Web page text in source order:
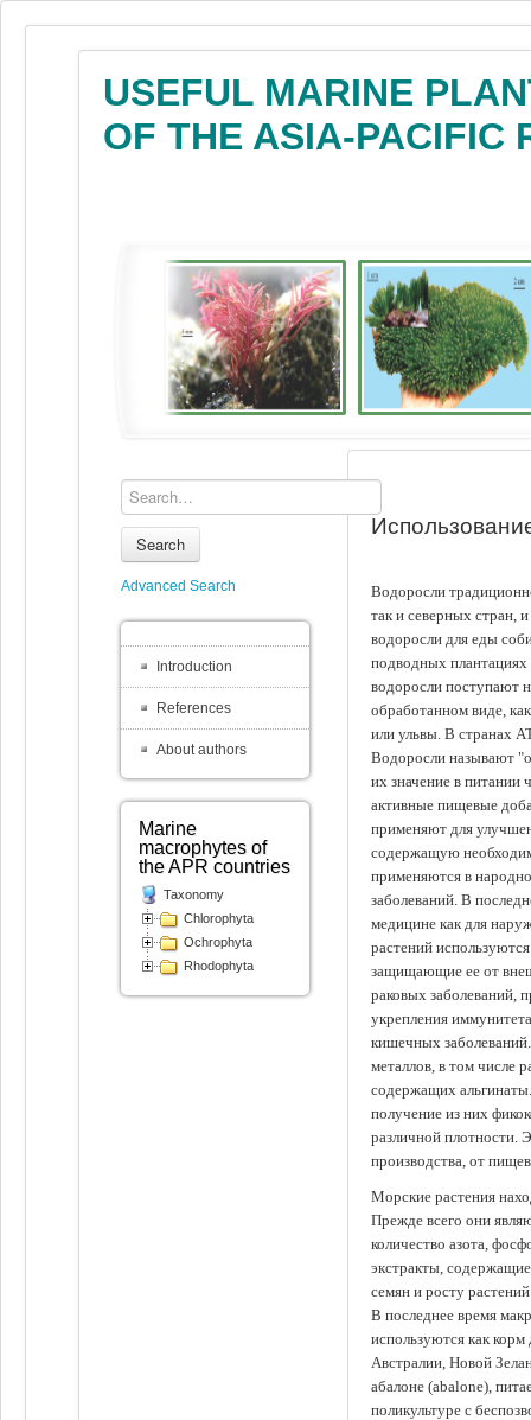
USEFUL MARINE
OF THE ASIA-PACIFIC
Водоросли
так и северных стран,
водоросли для еды
подводных
водоросли поступают
обработанном виде,
или ульвы. В странах
Водоросли называют
их значение в питании
активные пищевые
применяют для
содержащую
применяются в
заболеваний. В
медицине как для
растений
защищающие ее от
раковых заболеваний,
укрепления
кишечных
металлов, в том числе
содержащих
получение из них
различной плотности.
производства, от
Морские растения
Прежде всего они
количество азота,
экстракты,
семян и росту
В последнее время
используются как
Австралии, Новой
абалоне (abalone),
поликультуре с
Search
Advanced Search
Introduction
References
About authors
Marine
macrophytes of
the APR countries
Taxonomy
Chlorophyta
Ochrophyta
Rhodophyta